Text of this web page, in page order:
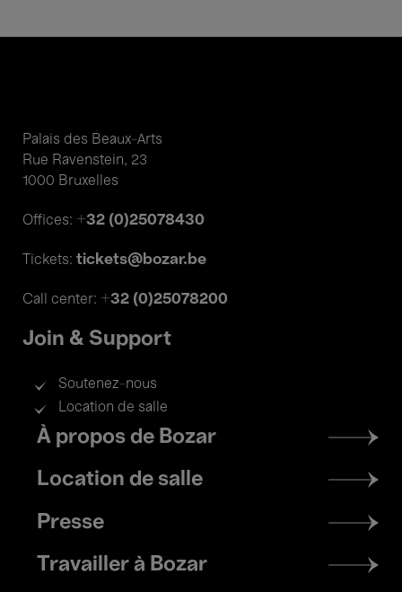
Palais des Beaux-Arts
Rue Ravenstein, 23
1000 Bruxelles
Offices: +32 (0)25078430
Tickets: tickets@bozar.be
Call center: +32 (0)25078200
Join & Support
Soutenez-nous
Location de salle
Footer
menu
À propos de Bozar
Location de salle
Presse
Travailler à Bozar